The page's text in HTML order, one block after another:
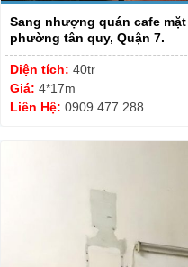
Sang nhượng quán cafe
phường tân quy, Quận 7.
Diện tích: 40tr
Giá: 4*17m
Liên Hệ: 0909 477 288